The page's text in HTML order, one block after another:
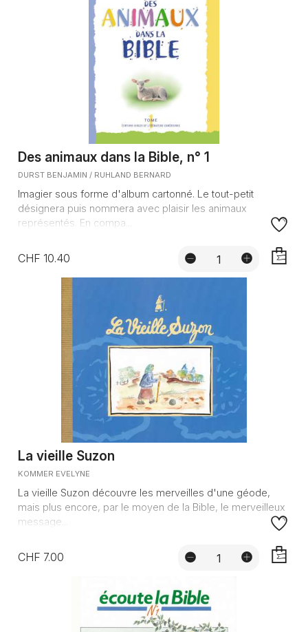
Des animaux dans la Bible, n° 1
DURST BENJAMIN / RUHLAND BERNARD
Imagier sous forme d'album cartonné. Le tout-petit
désignera puis nommera avec plaisir les animaux
représentés. En compa...
CHF 10.40
La vieille Suzon
KOMMER EVELYNE
La vieille Suzon découvre les merveilles d'une géode,
mais plus encore, par le moyen de la Bible, le merveilleux
message...
CHF 7.00